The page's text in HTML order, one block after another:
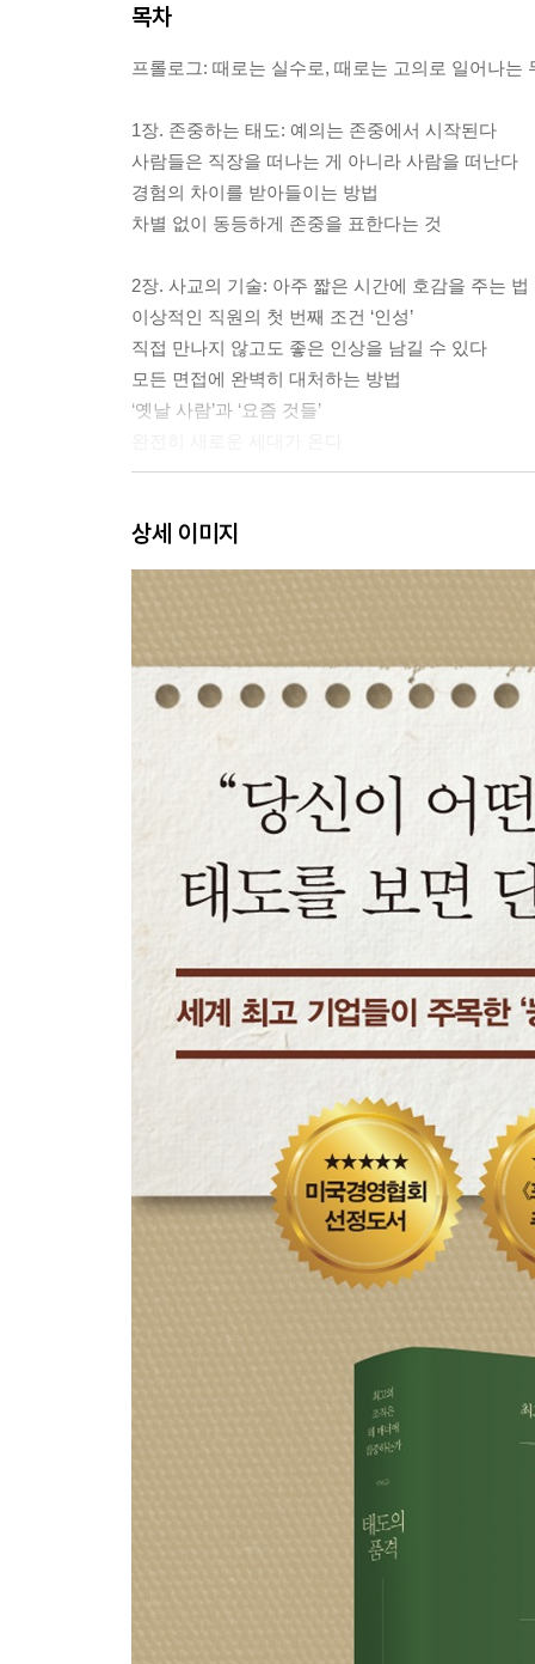
목차
프롤로그: 때로는 실수로, 때로는 고의로 일어나는
1장. 존중하는 태도: 예의는 존중에서 시작된다
사람들은 직장을 떠나는 게 아니라 사람을 떠난다
경험의 차이를 받아들이는 방법
차별 없이 동등하게 존중을 표한다는 것
2장. 사교의 기술: 아주 짧은 시간에 호감을 주는 법
이상적인 직원의 첫 번째 조건 ‘인성’
직접 만나지 않고도 좋은 인상을 남길 수 있다
모든 면접에 완벽히 대처하는 방법
‘옛날 사람’과 ‘요즘 것들’
적극적이고 지속적으로 알려야 할 당신의 ‘퍼스널
때때로 태도는 사실 그 자체보다 중요하다
집을 나서는 순간, 우리는 쇼윈도에 전시된다
4장. 매너 있는 행동: 모든 회사생활은 매너에서 시
눈에 띄는 성과가 없는 회의
회사생활은 ‘팀’으로 움직인다
점차 다양해지는 근무 환경에서도 잊지 말아야 할
지속적 번아웃을 방지하는 태도의 힘
리더들은 복지의 힘을 알고 있다
점점 더 삭막해지는 회사생활에서 살아남으려면
5장. 대화의 정석: 말 한 마디로도 충분한 소통의 기
지루함이 드러나는 표정부터 감춰라
상대를 존중한다면 눈 맞춤을 조절하라
막힘 없이 비즈니스 대화를 이어가는 기술
듣기 싫은 목소리, 듣기 싫은 말투
가장 중요한 경청의 기술
변하지 않는 당신만의 습관을 만들어라
내가 생각하는 불변의 진리
언제 어디서든 사람을 안심시키는 목소리
꼼꼼하게 따져봐야 하는 문자메시지
온라인에 새겨진 선명한 발자국
하나도 복잡하지 않은 소셜 미디어
상세 이미지